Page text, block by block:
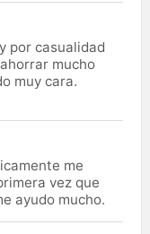
por casualidad
mucho
muy cara.
me
vez que
ayudo mucho.